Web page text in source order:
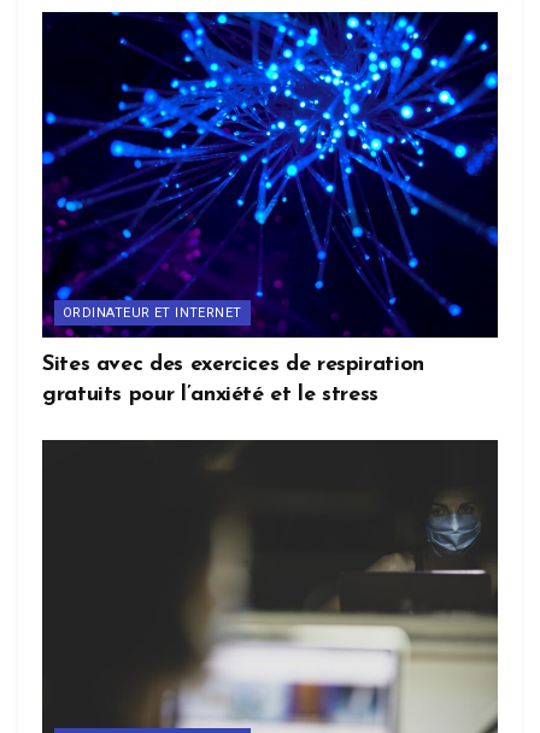
ORDINATEUR ET INTERNET
Sites avec des exercices de respiration
gratuits pour l’anxiété et le stress